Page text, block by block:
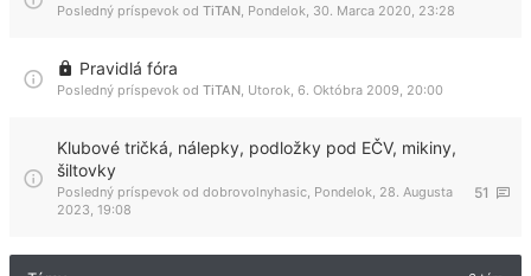
Posledný príspevok od TiTAN Pondelok, 30. Marca 2020, 23:28
Pravidlá fóra
Posledný príspevok od TiTAN Utorok, 6. Októbra 2009, 20:00
Klubové tričká, nálepky, podložky pod EČV, mikiny,
šiltovky
51
Posledný príspevok od dobrovolnyhasic Pondelok, 28. Augusta
2023, 19:08